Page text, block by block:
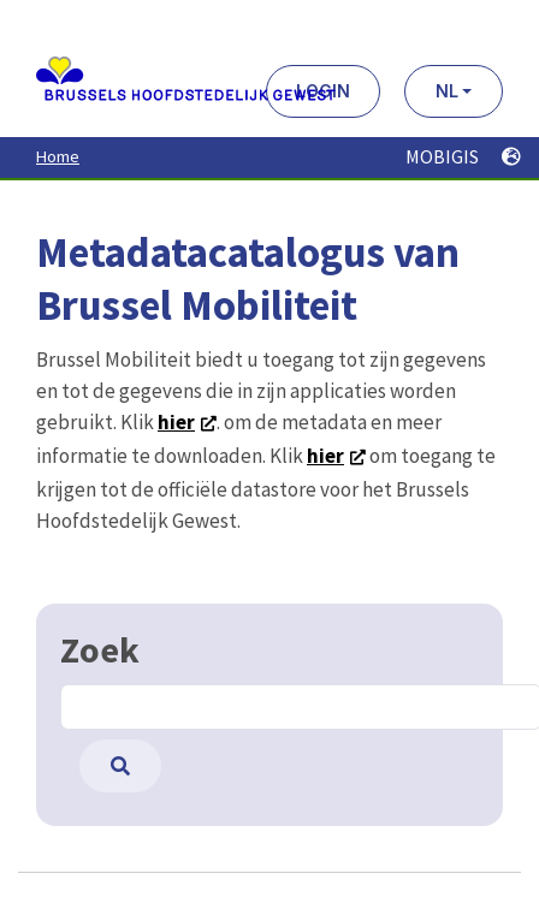
contenu
principal
LOGIN NL
Home MOBIGIS
Metadatacatalogus van
Brussel Mobiliteit
Brussel Mobiliteit biedt u toegang tot zijn gegevens
en tot de gegevens die in zijn applicaties worden
gebruikt. Klikhier
. om de metadata en meer
informatie te downloaden. Klikhier
om toegang te
krijgen tot de officiële datastore voor het Brussels
Hoofdstedelijk Gewest.
Zoek